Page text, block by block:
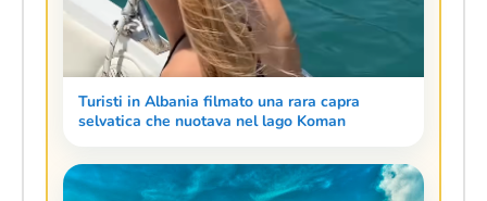
Turisti in Albania filmato una rara capra
selvatica che nuotava nel lago Koman